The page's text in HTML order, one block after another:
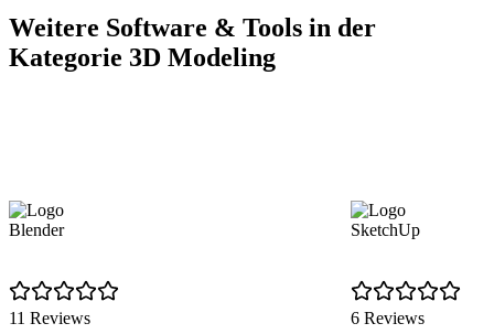
Weitere Software & Tools in der
Kategorie 3D Modeling
Blender
11 Reviews
SketchUp
6 Reviews